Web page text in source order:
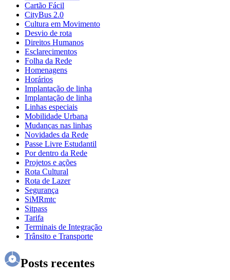
Cartão Fácil
CityBus 2.0
Cultura em Movimento
Desvio de rota
Direitos Humanos
Esclarecimentos
Folha da Rede
Homenagens
Horários
Implantação de linha
Implantação de linha
Linhas especiais
Mobilidade Urbana
Mudanças nas linhas
Novidades da Rede
Passe Livre Estudantil
Por dentro da Rede
Projetos e ações
Rota Cultural
Rota de Lazer
Segurança
SiMRmtc
Sitpass
Tarifa
Terminais de Integração
Trânsito e Transporte
Posts recentes